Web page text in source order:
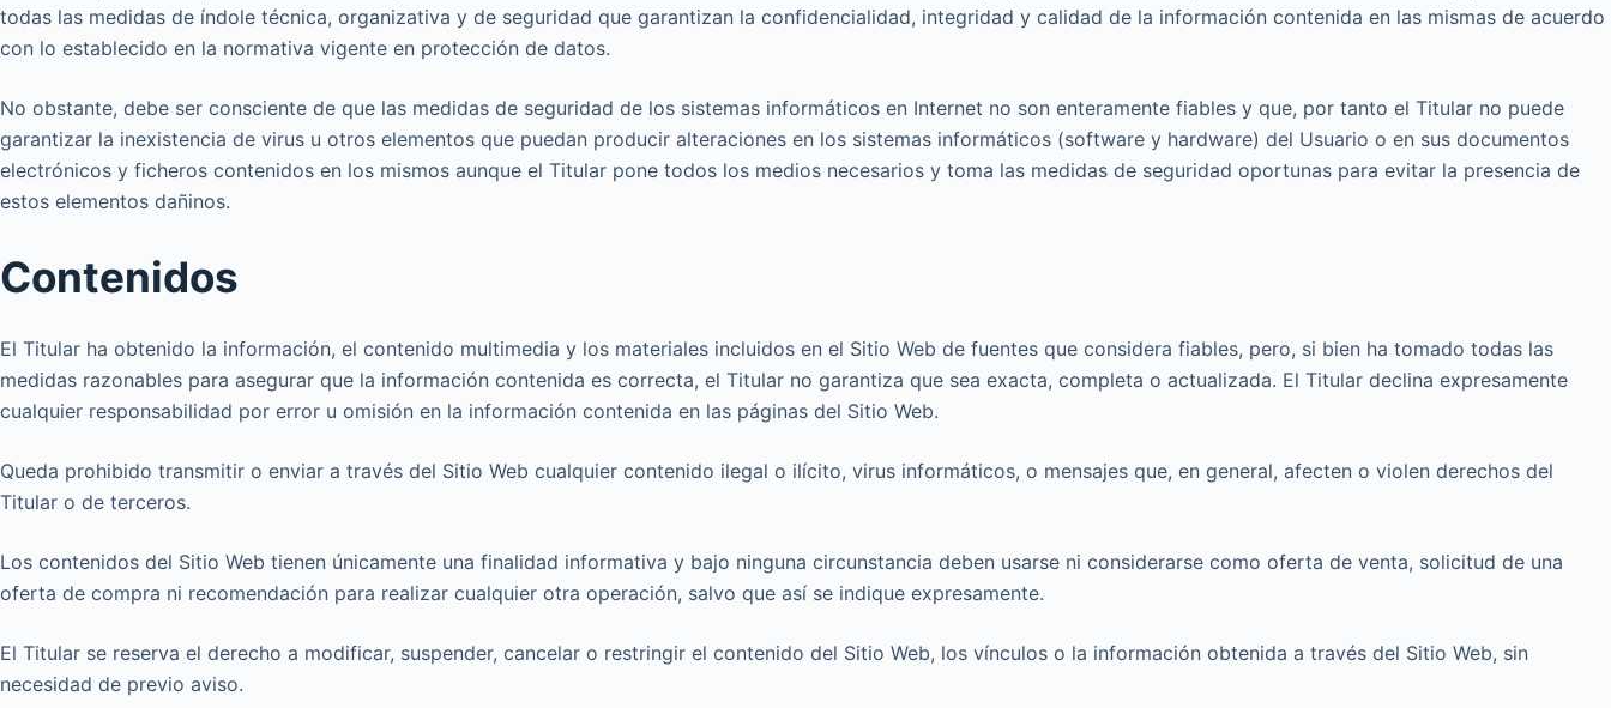
todas las medidas de índole técnica, organizativa y de seguridad que garantizan la confidencialidad, integridad y calidad de la información contenida en las mismas de acuerdo
con lo establecido en la normativa vigente en protección de datos.
No obstante, debe ser consciente de que las medidas de seguridad de los sistemas informáticos en Internet no son enteramente fiables y que, por tanto el Titular no puede
garantizar la inexistencia de virus u otros elementos que puedan producir alteraciones en los sistemas informáticos (software y hardware) del Usuario o en sus documentos
electrónicos y ficheros contenidos en los mismos aunque el Titular pone todos los medios necesarios y toma las medidas de seguridad oportunas para evitar la presencia de
estos elementos dañinos.
Contenidos
El Titular ha obtenido la información, el contenido multimedia y los materiales incluidos en el Sitio Web de fuentes que considera fiables, pero, si bien ha tomado todas las
medidas razonables para asegurar que la información contenida es correcta, el Titular no garantiza que sea exacta, completa o actualizada. El Titular declina expresamente
cualquier responsabilidad por error u omisión en la información contenida en las páginas del Sitio Web.
Queda prohibido transmitir o enviar a través del Sitio Web cualquier contenido ilegal o ilícito, virus informáticos, o mensajes que, en general, afecten o violen derechos del
Titular o de terceros.
Los contenidos del Sitio Web tienen únicamente una finalidad informativa y bajo ninguna circunstancia deben usarse ni considerarse como oferta de venta, solicitud de una
oferta de compra ni recomendación para realizar cualquier otra operación, salvo que así se indique expresamente.
El Titular se reserva el derecho a modificar, suspender, cancelar o restringir el contenido del Sitio Web, los vínculos o la información obtenida a través del Sitio Web, sin
necesidad de previo aviso.